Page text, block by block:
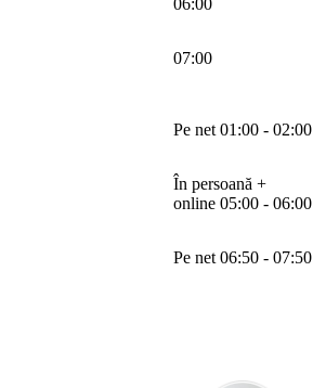
07:00
Pe net 01:00 - 02:00
În persoană +
online 05:00 - 06:00
Pe net 06:50 - 07:50